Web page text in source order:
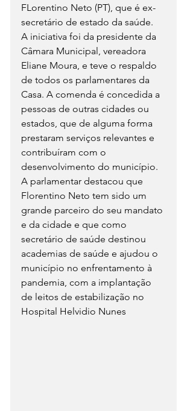
FLorentino Neto (PT), que é ex-
secretário de estado da saúde.
A iniciativa foi da presidente da
Câmara Municipal, vereadora
Eliane Moura, e teve o respaldo
de todos os parlamentares da
Casa. A comenda é concedida a
pessoas de outras cidades ou
estados, que de alguma forma
prestaram serviços relevantes e
contribuíram com o
desenvolvimento do município.
A parlamentar destacou que
Florentino Neto tem sido um
grande parceiro do seu mandato
e da cidade e que como
secretário de saúde destinou
academias de saúde e ajudou o
município no enfrentamento à
pandemia, com a implantação
de leitos de estabilização no
Hospital Helvidio Nunes